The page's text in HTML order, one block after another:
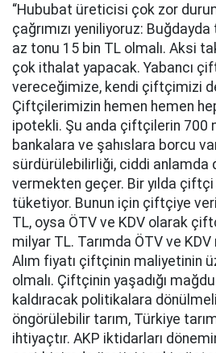
“Hububat üreticisi çok zor
çağrımızı yeniliyoruz:
az tonu 15 bin TL olmalı. Aksi
çok ithalat yapacak. Yabancı
vereceğimize, kendi çiftçimizi
Çiftçilerimizin hemen hemen
ipotekli. Şu anda çiftçilerin 700
bankalara ve şahıslara borcu
sürdürülebilirliği, ciddi
vermekten geçer. Bir yılda
tüketiyor. Bunun için çiftçiye
TL, oysa ÖTV ve KDV olarak
milyar TL. Tarımda ÖTV ve KDV
Alım fiyatı çiftçinin maliyetinin
olmalı. Çiftçinin yaşadığı
kaldıracak politikalara
öngörülebilir tarım, Türkiye
ihtiyaçtır. AKP iktidarları